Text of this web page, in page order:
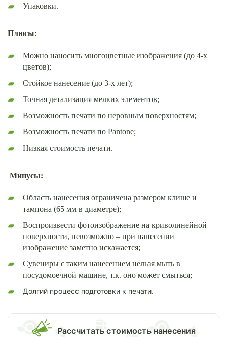
Упаковки.
Плюсы:
Можно наносить многоцветные изображения (до 4-х
цветов);
Стойкое нанесение (до 3-х лет);
Точная детализация мелких элементов;
Возможность печати по неровным поверхностям;
Возможность печати по Pantone;
Низкая стоимость печати.
Минусы:
Область нанесения ограничена размером клише и
тампона (65 мм в диаметре);
Воспроизвести фотоизображение на криволинейной
поверхности, невозможно – при нанесении
изображение заметно искажается;
Сувениры с таким нанесением нельзя мыть в
посудомоечной машине, т.к. оно может смыться;
Долгий процесс подготовки к печати.
Раcсчитать стоимость нанесения